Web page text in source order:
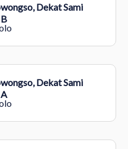
Dekat Sami
Dekat Sami